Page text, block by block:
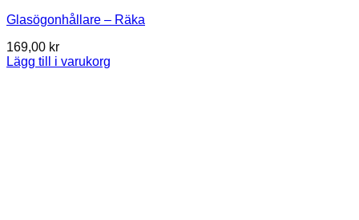
Glasögonhållare – Räka
169,00 kr
Lägg till i varukorg